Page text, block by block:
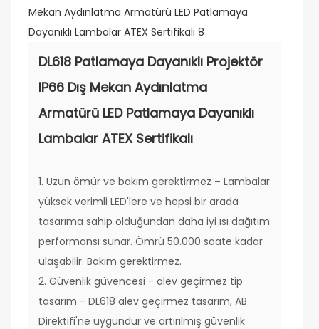
DL618 Patlamaya Dayanıklı Projektör
IP66 Dış Mekan Aydınlatma
Armatürü LED Patlamaya Dayanıklı
Lambalar ATEX Sertifikalı
1. Uzun ömür ve bakım gerektirmez – Lambalar
yüksek verimli LED'lere ve hepsi bir arada
tasarıma sahip olduğundan daha iyi ısı dağıtım
performansı sunar. Ömrü 50.000 saate kadar
ulaşabilir. Bakım gerektirmez.
2. Güvenlik güvencesi - alev geçirmez tip
tasarım - DL618 alev geçirmez tasarım, AB
Direktifi'ne uygundur ve artırılmış güvenlik